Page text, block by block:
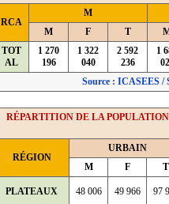
RCA
M
M F T
TOT
AL
1 270
196
1 322
040
2 592
236
1
Source : ICASEES /
RÉPARTITION DE LA
RÉGION
URBAIN
M
F T
PLATEAUX 48 006 49 966 97